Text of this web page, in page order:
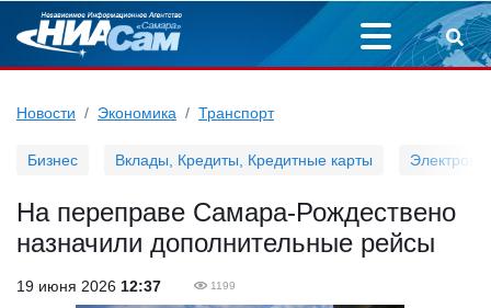
Новости Экономика Транспорт
Бизнес Вклады, Кредиты, Кредитные карты
На переправе Самара-Рождествено
назначили дополнительные рейсы
19 июня 2026 12:37 1199